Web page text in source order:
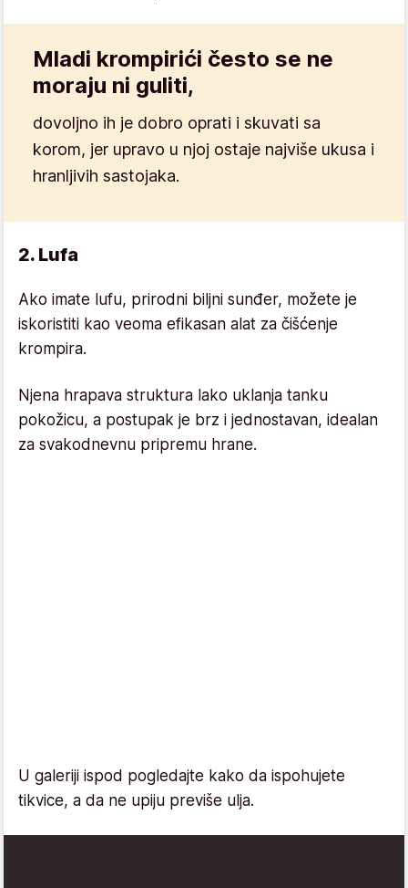
Mladi krompirići često se ne
moraju ni guliti,
dovoljno ih je dobro oprati i skuvati sa
korom, jer upravo u njoj ostaje najviše ukusa i
hranljivih sastojaka.
2. Lufa
Ako imate lufu, prirodni biljni sunđer, možete je
iskoristiti kao veoma efikasan alat za čišćenje
krompira.
Njena hrapava struktura lako uklanja tanku
pokožicu, a postupak je brz i jednostavan, idealan
za svakodnevnu pripremu hrane.
U galeriji ispod pogledajte kako da ispohujete
tikvice, a da ne upiju previše ulja.